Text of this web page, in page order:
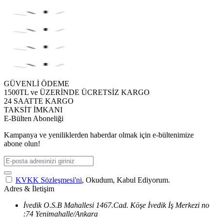
GÜVENLİ ÖDEME
1500TL ve ÜZERİNDE ÜCRETSİZ KARGO
24 SAATTE KARGO
TAKSİT İMKANI
E-Bülten Aboneliği
Kampanya ve yeniliklerden haberdar olmak için e-bültenimize
abone olun!
KVKK Sözleşmesi'ni, Okudum, Kabul Ediyorum.
Adres & İletişim
İvedik O.S.B Mahallesi 1467.Cad. Köşe İvedik İş Merkezi no
:74 Yenimahalle/Ankara